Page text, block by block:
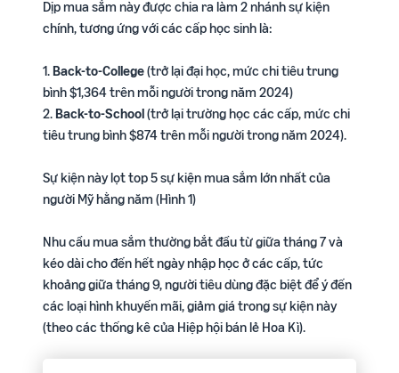
quyền lợi độc quyền
Công cụ tạo trang sản phẩm
chuyên nghiệp
Khóa học Hộ chiếu khởi
Kiến thức tổng quan và lộ
trình mở bán năm đầu tiên
Khóa học Bứt tốc
Đào tạo nâng cao, thực
hành cùng chuyên gia hàng
đầu của nhà bán hàng
hành xây dựng kế hoạch
kinh doanh
từng bước cụ thể
Video Tổng quan chi phí
& Cách dùng công cụ
tính doanh thu
Calculator và bảng kế hoạch
P&L
Dịch vụ quản lý tài
khoản SAS Pro
biệt chính thức của Amazon
cho Nhà bán hàng lâu năm
Thị trường Bắc Mỹ
Thị trường Châu Âu
Châu Âu
Câu chuyện bán hàng
thành công
Chia sẻ kinh nghiệm từ nhà
Công cụ phản hồi của
khách hàng
tác khách hàng
Công cụ tính doanh thu,
chi phí
trên từng sản phẩm
thông tin mới từ Amazon
Kênh
chính
thức
Khóa học miễn phí – Kết nối
chuyên gia – Hỗ trợ 24/7
Facebook
Kênh chia sẻ kiến thức nền
tảng và kinh nghiệm kinh
doanh Amazon thực tế, đã
được kiểm chứng
Youtube
Dịp mua sắm này được chia ra làm 2 nhánh sự kiện
chính, tương ứng với các cấp học sinh là:
1.Back-to-College(trở lại đại học, mức chi tiêu trung
bình $1,364 trên mỗi người trong năm 2024)
2.Back-to-School(trở lại trường học các cấp, mức chi
tiêu trung bình $874 trên mỗi người trong năm 2024).
Sự kiện này lọt top 5 sự kiện mua sắm lớn nhất của
người Mỹ hằng năm (Hình 1)
Nhu cầu mua sắm thường bắt đầu từ giữa tháng 7 và
kéo dài cho đến hết ngày nhập học ở các cấp, tức
khoảng giữa tháng 9, người tiêu dùng đặc biệt để ý đến
các loại hình khuyến mãi, giảm giá trong sự kiện này
(theo các thống kê của Hiệp hội bán lẻ Hoa Kì).